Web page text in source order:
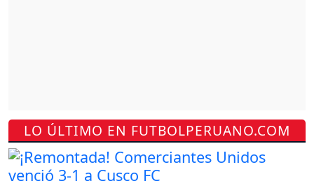
LO ÚLTIMO EN FUTBOLPERUANO.COM